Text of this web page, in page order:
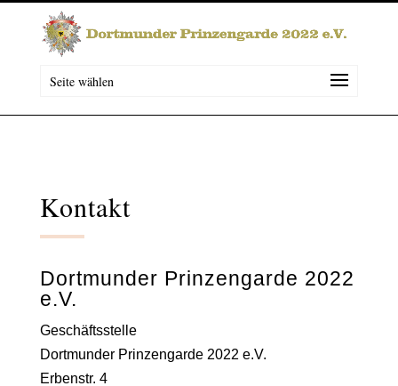
Seite wählen
Kontakt
Dortmunder Prinzengarde 2022
e.V.
Geschäftsstelle
Dortmunder Prinzengarde 2022 e.V.
Erbenstr. 4